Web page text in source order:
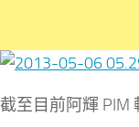
截至目前阿輝 PIM